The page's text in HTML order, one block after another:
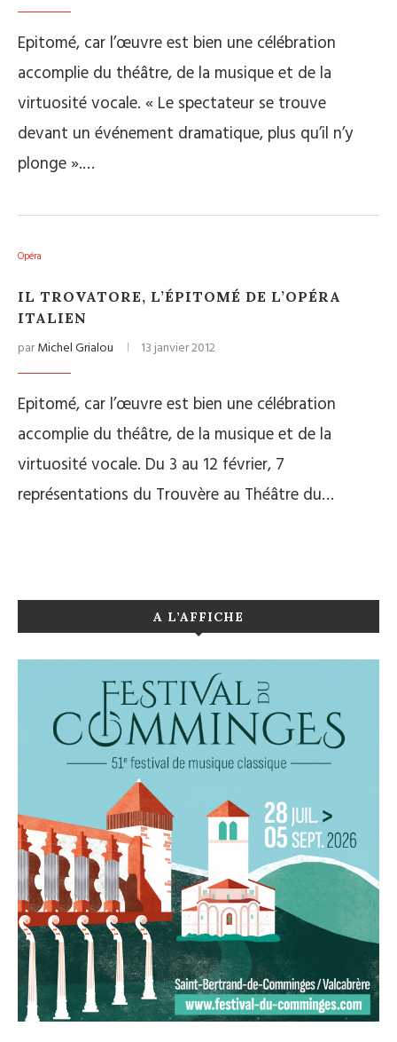
Epitomé, car l’œuvre est bien une célébration
accomplie du théâtre, de la musique et de la
virtuosité vocale. « Le spectateur se trouve
devant un événement dramatique, plus qu’il n’y
plonge ».…
Opéra
IL TROVATORE, L’ÉPITOMÉ DE L’OPÉRA
ITALIEN
parMichel Grialou 13 janvier 2012
Epitomé, car l’œuvre est bien une célébration
accomplie du théâtre, de la musique et de la
virtuosité vocale. Du 3 au 12 février, 7
représentations du Trouvère au Théâtre du…
A L’AFFICHE